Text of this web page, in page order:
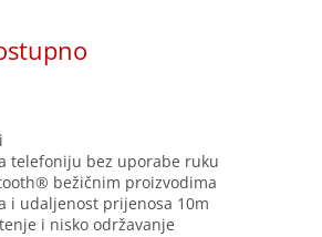
telefoniju bez uporabe ruku
bežičnim proizvodima
i udaljenost prijenosa 10m
i nisko održavanje